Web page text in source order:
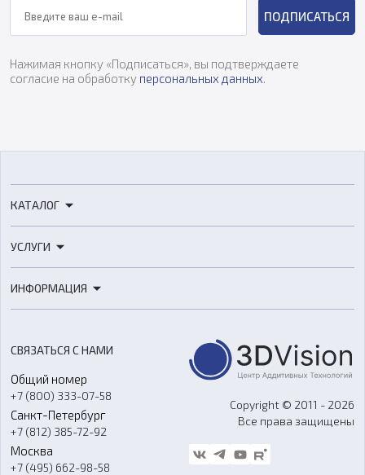
ПОДПИСАТЬСЯ
Нажимая кнопку «Подписаться», вы подтверждаете
согласие на обработку персональных данных.
КАТАЛОГ
3D-сканеры
Расходные материалы
Оборудование и материалы для вакуумного литья
Аксессуары и прочее оборудование
Программное обеспечение
УСЛУГИ
3D-моделирование
Ремонт и услуги
ИНФОРМАЦИЯ
О компании
Контакты
Гос. закупки
Стать дилером
Блог
СВЯЗАТЬСЯ С НАМИ
Общий номер
+7 (800) 333-07-58
Санкт-Петербург
+7 (812) 385-72-92
Москва
+7 (495) 662-98-58
Copyright © 2011 - 2026
Все права защищены